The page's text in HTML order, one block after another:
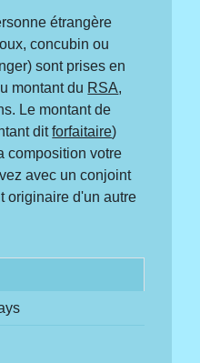
étrangère
concubin ou
sont prises en
montant du RSA,
Le montant de
ditforfaitaire)
composition votre
avec un conjoint
originaire d'un autre